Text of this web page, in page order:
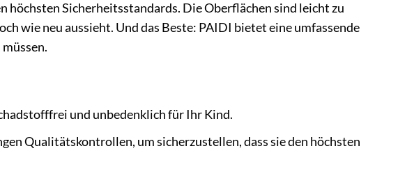
Sicherheitsstandards. Die Oberflächen sind leicht zu
wie neu aussieht. Und das Beste: PAIDI bietet eine umfassende
und unbedenklich für Ihr Kind.
Qualitätskontrollen, um sicherzustellen, dass sie den höchsten